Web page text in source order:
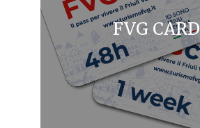
FVG CARD